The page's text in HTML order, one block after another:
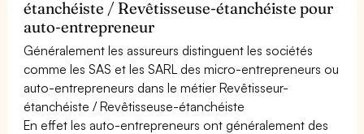
étanchéiste / Revêtisseuse-étanchéiste pour
auto-entrepreneur
Généralement les assureurs distinguent les sociétés
comme les SAS et les SARL des micro-entrepreneurs ou
auto-entrepreneurs dans le métier Revêtisseur-
étanchéiste / Revêtisseuse-étanchéiste
En effet les auto-entrepreneurs ont généralement des